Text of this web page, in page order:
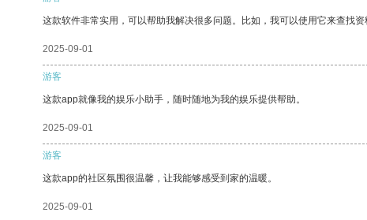
这款软件非常实用，可以帮助我解决很多问题。比如，我可以使用它来查找资
2025-09-01
游客
这款app就像我的娱乐小助手，随时随地为我的娱乐提供帮助。
2025-09-01
游客
这款app的社区氛围很温馨，让我能够感受到家的温暖。
2025-09-01